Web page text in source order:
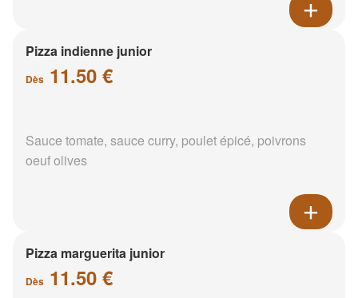
Pizza indienne junior
Dès 11.50 €
Sauce tomate, sauce curry, poulet épicé, poivrons
oeuf olives
Pizza marguerita junior
Dès 11.50 €